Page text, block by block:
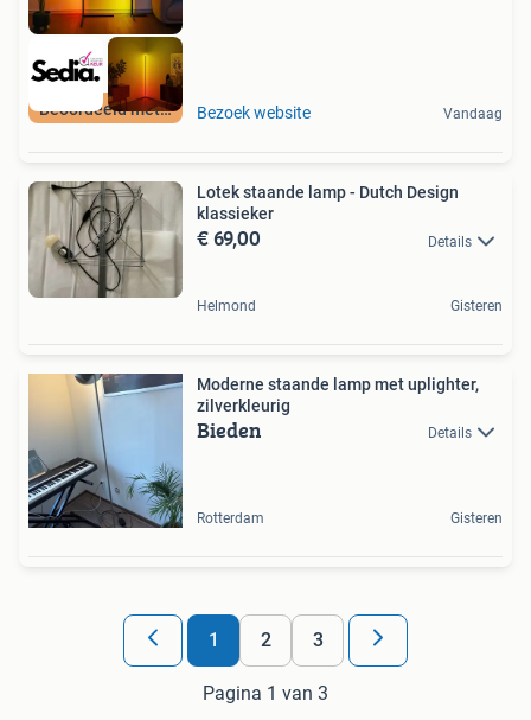
Beoordeeld met 9+ Bezoek website Vandaag
Lotek staande lamp - Dutch Design
klassieker
€ 69,00 Details
Helmond Gisteren
Moderne staande lamp met uplighter,
zilverkleurig
Bieden Details
Rotterdam Gisteren
1 2 3
Pagina 1 van 3